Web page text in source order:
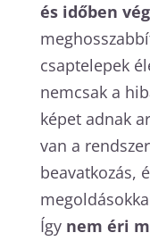
és időben
csaptelepek
nemcsak a
képet adnak
van a
beavatkozás,
Így nem éri